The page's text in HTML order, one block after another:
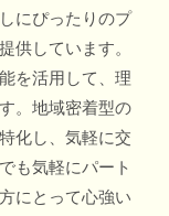
にぴったりのプ
供しています。
を活用して、理
。地域密着型の
化し、気軽に交
も気軽にパート
にとって心強い